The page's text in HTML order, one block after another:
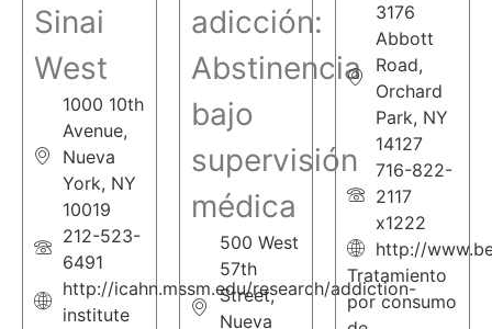
Sinai
West
1000 10th
Avenue,
Nueva
York, NY
10019
212-523-
6491
http://icahn.mssm.edu/research/addiction-
institute
adicción:
Abstinencia
bajo
supervisión
médica
500 West
57th
Street,
Nueva
3176
Abbott
Road,
Orchard
Park, NY
14127
716-822-
2117
x1222
http://
Tratamiento
por consumo